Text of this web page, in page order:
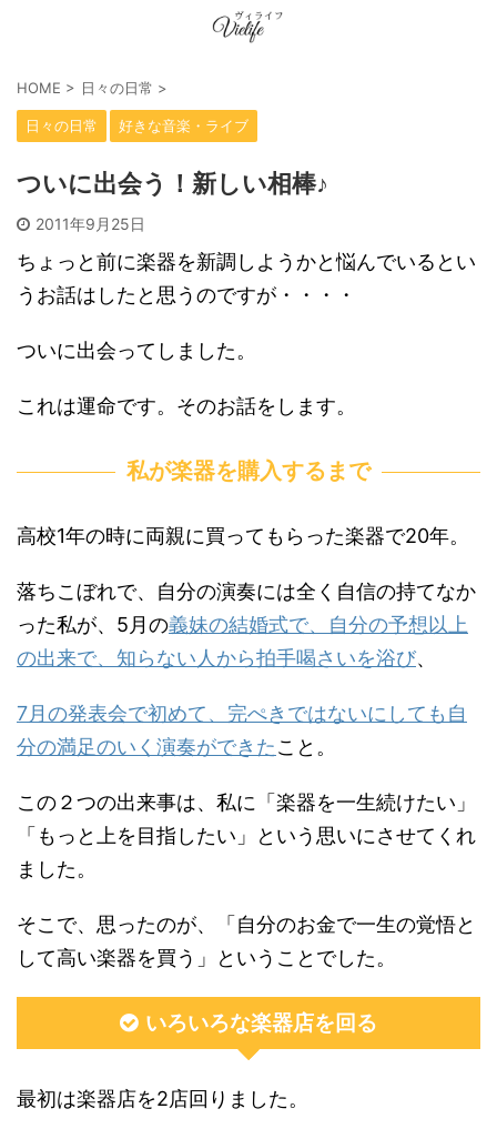
HOME > 日々の日常 >
日々の日常 好きな音楽・ライブ
ついに出会う！新しい相棒♪
2011年9月25日
ちょっと前に楽器を新調しようかと悩んでいるとい
うお話はしたと思うのですが・・・・
ついに出会ってしました。
これは運命です。そのお話をします。
私が楽器を購入するまで
高校1年の時に両親に買ってもらった楽器で20年。
落ちこぼれで、自分の演奏には全く自信の持てなか
った私が、5月の義妹の結婚式で、自分の予想以上
の出来で、知らない人から拍手喝さいを浴び、
7月の発表会で初めて、完ぺきではないにしても自
分の満足のいく演奏ができたこと。
この２つの出来事は、私に「楽器を一生続けたい」
「もっと上を目指したい」という思いにさせてくれ
ました。
そこで、思ったのが、「自分のお金で一生の覚悟と
して高い楽器を買う」ということでした。
いろいろな楽器店を回る
最初は楽器店を2店回りました。